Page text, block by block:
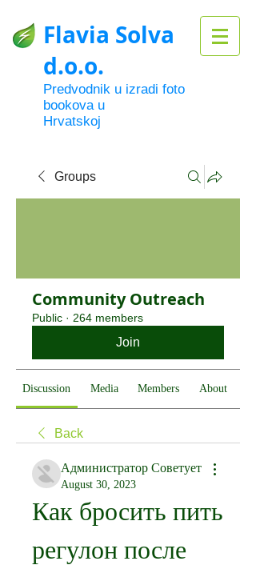
Flavia Solva
d.o.o.
Predvodnik u izradi foto
bookova u
Hrvatskoj
Groups
Community Outreach
Public · 264 members
Join
Discussion Media Members About
Back
Администратор Советует
August 30, 2023
Как бросить пить
регулон после